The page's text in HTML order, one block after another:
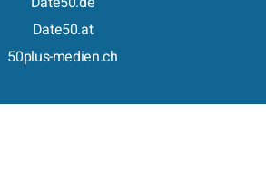
Date50.at
50plus-medien.ch